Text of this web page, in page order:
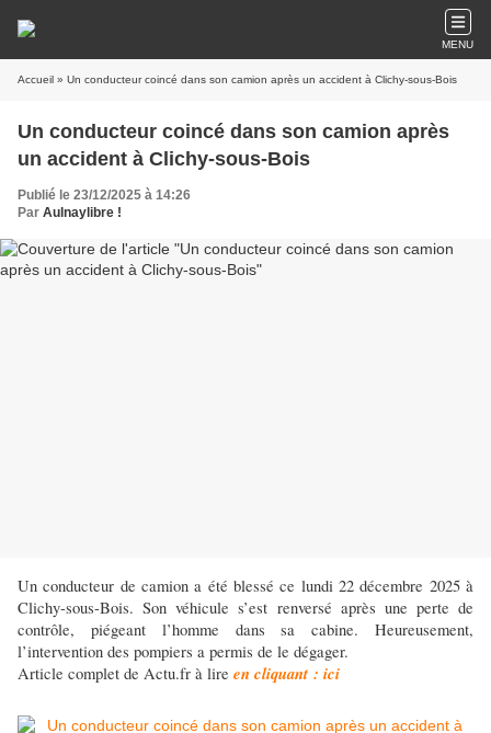
MENU
Accueil » Un conducteur coincé dans son camion après un accident à Clichy-sous-Bois
Un conducteur coincé dans son camion après
un accident à Clichy-sous-Bois
Publié le 23/12/2025 à 14:26
Par Aulnaylibre !
Un conducteur de camion a été blessé ce lundi 22 décembre 2025 à
Clichy-sous-Bois. Son véhicule s’est renversé après une perte de
contrôle, piégeant l’homme dans sa cabine. Heureusement,
l’intervention des pompiers a permis de le dégager.
Article complet de Actu.fr à lire en cliquant : ici